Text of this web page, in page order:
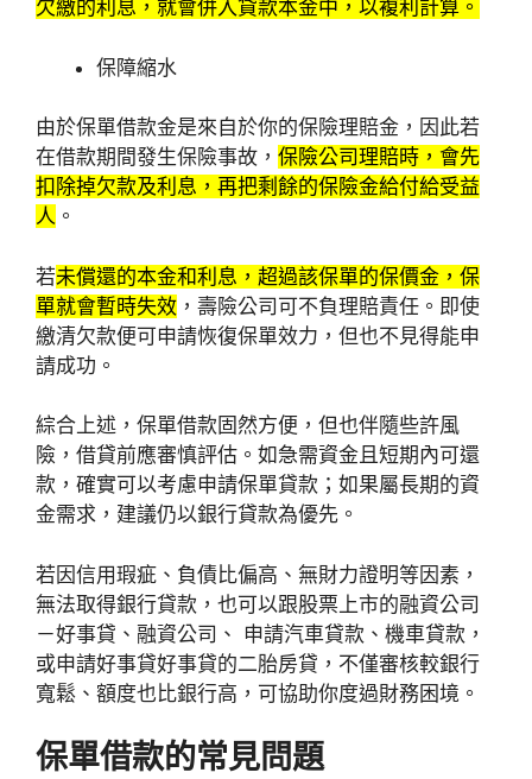
欠繳的利息，就會併入貸款本金中，以複利計算。
保障縮水
由於保單借款金是來自於你的保險理賠金，因此若
在借款期間發生保險事故， 保險公司理賠時，會先
扣除掉欠款及利息，再把剩餘的保險金給付給受益
人 。
若未償還的本金和利息，超過該保單的保價金，保
單就會暫時失效 ，壽險公司可不負理賠責任。即使
繳清欠款便可申請恢復保單效力，但也不見得能申
請成功。
綜合上述，保單借款固然方便，但也伴隨些許風
險，借貸前應審慎評估。如急需資金且短期內可還
款，確實可以考慮申請保單貸款；如果屬長期的資
金需求，建議仍以銀行貸款為優先。
若因信用瑕疵、負債比偏高、無財力證明等因素，
無法取得銀行貸款，也可以跟股票上市的融資公司
－好事貸、融資公司、 申請汽車貸款、機車貸款，
或申請好事貸好事貸的二胎房貸，不僅審核較銀行
寬鬆、額度也比銀行高，可協助你度過財務困境。
保單借款的常見問題